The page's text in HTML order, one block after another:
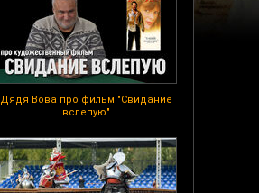
Дядя Вова про фильм "Свидание
вслепую"